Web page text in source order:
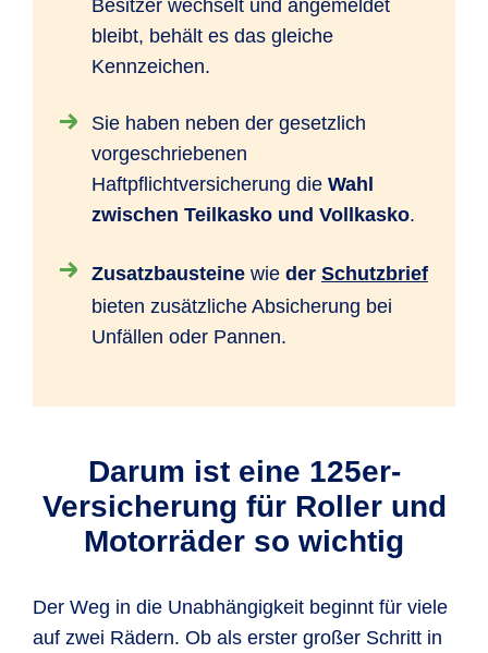
Besitzer wechselt und angemeldet
bleibt, behält es das gleiche
Kennzeichen.
Sie haben neben der gesetzlich
vorgeschriebenen
Haftpflichtversicherung die Wahl
zwischen Teilkasko und Vollkasko.
Zusatzbausteine wie der Schutzbrief
bieten zusätzliche Absicherung bei
Unfällen oder Pannen.
Darum ist eine 125er-
Versicherung für Roller und
Motorräder so wichtig
Der Weg in die Unabhängigkeit beginnt für viele
auf zwei Rädern. Ob als erster großer Schritt in